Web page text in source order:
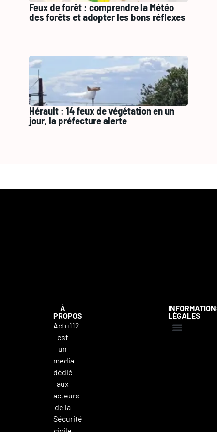
Feux de forêt : comprendre la Météo
des forêts et adopter les bons réflexes
Hérault : 14 feux de végétation en un
jour, la préfecture alerte
À
PROPOS
Actu112
est
un
média
dédié
aux
acteurs
de la
Sécurité
LÉGALES